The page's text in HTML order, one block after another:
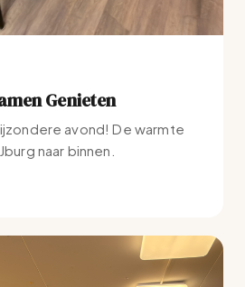
Genieten
avond! De warmte
naar binnen.